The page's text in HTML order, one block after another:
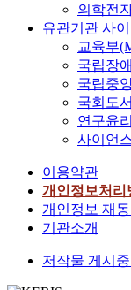
의학전
유관기관 사
교육부
국립장
국립중
국회도
연구윤
사이언
이용약관
개인정보처리
개인정보 재동
기관소개
저작물 게시